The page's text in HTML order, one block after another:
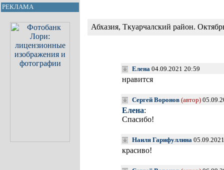
РЕКЛАМА
Абхазия, Ткуарчалский район.
Елена 04.09.2021 20:59
нравится
Сергей Воронов (автор)
Елена:
Спасибо!
Наиля Гарифуллина
красиво!